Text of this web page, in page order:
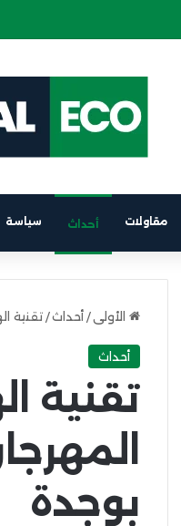
على متن باخرة الرابط
مقاولات أحداث سياسة
الأولى / أحداث/ تقنية
أحداث
تقنية
بوجدة